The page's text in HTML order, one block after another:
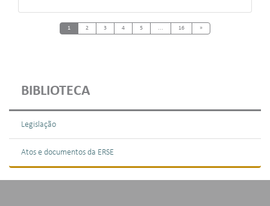
BIBLIOTECA
Legislação
Atos e documentos da ERSE
1 2 3 4 5 ... 16 »Next